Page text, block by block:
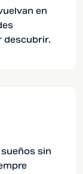
en
descubrir.
sin